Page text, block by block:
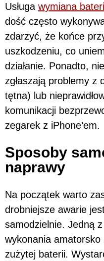
Usługa wymiana
dość często
zdarzyć, że końce
uszkodzeniu, co
działanie. Ponadto,
zgłaszają problemy z
tętna) lub
komunikacji
zegarek z iPhone’em.
Sposoby
naprawy
Na początek warto
drobniejsze awarie
samodzielnie. Jedną
wykonania
zużytej baterii.